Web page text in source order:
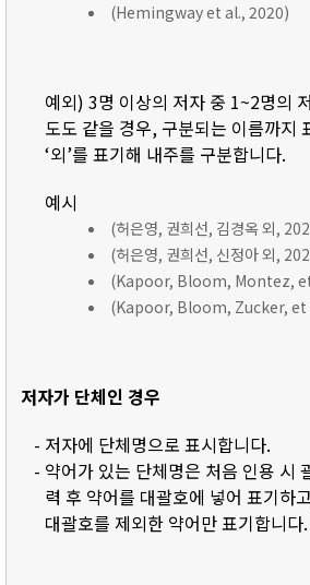
(Hemingway et al., 2020)
예외) 3명 이상의 저자 중 1~2명의
도도 같을 경우, 구분되는 이름까지
‘외’를 표기해 내주를 구분합니다.
예시
(허은영, 권희선, 김경옥 외,
(허은영, 권희선, 신정아 외,
(Kapoor, Bloom, Montez,
(Kapoor, Bloom, Zucker, et
저자가 단체인 경우
- 저자에 단체명으로 표시합니다.
- 약어가 있는 단체명은 처음 인용 시
력 후 약어를 대괄호에 넣어 표기하
대괄호를 제외한 약어만 표기합니다.